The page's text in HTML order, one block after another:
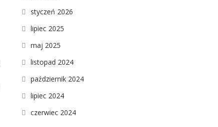
styczeń 2026
lipiec 2025
maj 2025
listopad 2024
październik 2024
lipiec 2024
czerwiec 2024